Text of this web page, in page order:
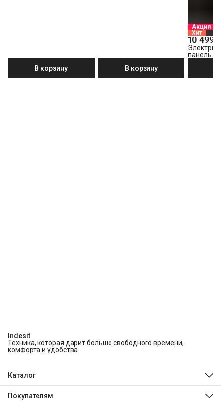
В корзину В корзину
Акция
Хит
10 499
панель
Indesit
Техника, которая дарит больше свободного времени,
комфорта и удобства
Каталог
Стиральные и сушильные машины
Покупателям